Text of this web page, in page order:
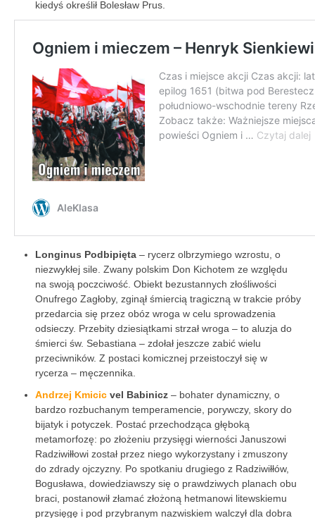
kiedyś określił Bolesław Prus.
Longinus Podbipięta – rycerz olbrzymiego wzrostu, o
niezwykłej sile. Zwany polskim Don Kichotem ze względu
na swoją poczciwość. Obiekt bezustannych złośliwości
Onufrego Zagłoby, zginął śmiercią tragiczną w trakcie próby
przedarcia się przez obóz wroga w celu sprowadzenia
odsieczy. Przebity dziesiątkami strzał wroga – to aluzja do
śmierci św. Sebastiana – zdołał jeszcze zabić wielu
przeciwników. Z postaci komicznej przeistoczył się w
rycerza – męczennika.
Andrzej Kmicic vel Babinicz – bohater dynamiczny, o
bardzo rozbuchanym temperamencie, porywczy, skory do
bijatyk i potyczek. Postać przechodząca głęboką
metamorfozę: po złożeniu przysięgi wierności Januszowi
Radziwiłłowi został przez niego wykorzystany i zmuszony
do zdrady ojczyzny. Po spotkaniu drugiego z Radziwiłłów,
Bogusława, dowiedziawszy się o prawdziwych planach obu
braci, postanowił złamać złożoną hetmanowi litewskiemu
przysięgę i pod przybranym nazwiskiem walczył dla dobra